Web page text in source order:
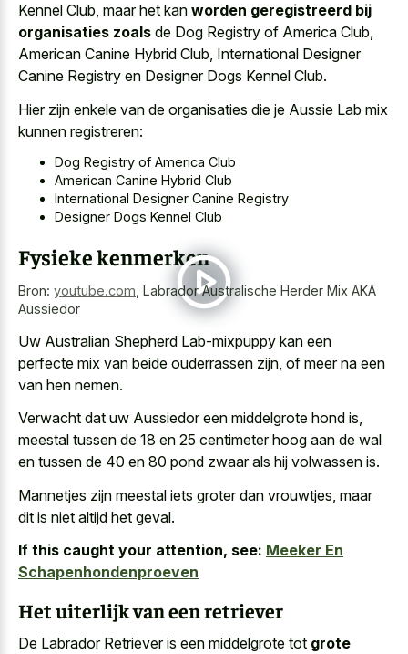
Kennel Club, maar het kan worden geregistreerd bij
organisaties zoals de Dog Registry of America Club,
American Canine Hybrid Club, International Designer
Canine Registry en Designer Dogs Kennel Club.
Hier zijn enkele van de organisaties die je Aussie Lab mix
kunnen registreren:
Dog Registry of America Club
American Canine Hybrid Club
International Designer Canine Registry
Designer Dogs Kennel Club
Fysieke kenmerken
Bron: youtube.com Labrador Australische Herder Mix AKA
Aussiedor
Uw Australian Shepherd Lab-mixpuppy kan een
perfecte mix van beide ouderrassen zijn, of meer na een
van hen nemen.
Verwacht dat uw Aussiedor een middelgrote hond is,
meestal tussen de 18 en 25 centimeter hoog aan de wal
en tussen de 40 en 80 pond zwaar als hij volwassen is.
Mannetjes zijn meestal iets groter dan vrouwtjes, maar
dit is niet altijd het geval.
If this caught your attention, see: Meeker En
Schapenhondenproeven
Het uiterlijk van een retriever
De Labrador Retriever is een middelgrote tot grote